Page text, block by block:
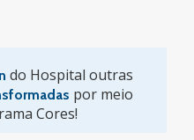
do Hospital outras
por meio
Cores!